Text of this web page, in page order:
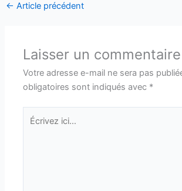
← Article précédent
Laisser un commentaire
Votre adresse e-mail ne sera pas
obligatoires sont indiqués avec *
Écrivez